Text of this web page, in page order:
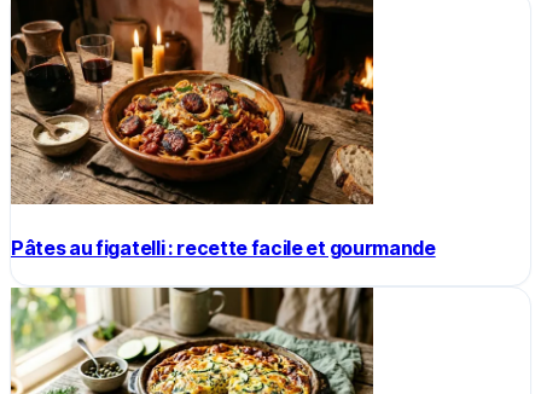
Pâtes au figatelli : recette facile et gourmande